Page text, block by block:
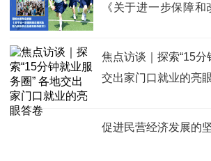
《关于进一步保障
焦点访谈｜探索“15分
交出家门口就业的亮
促进民营经济发展的